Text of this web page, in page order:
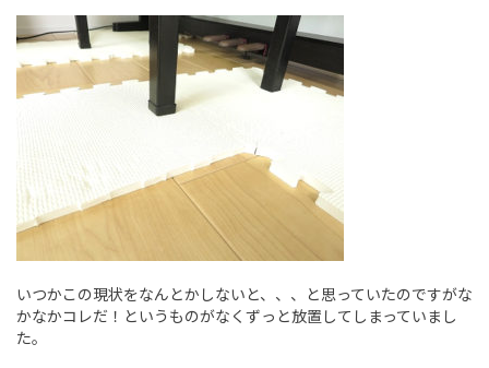
いつかこの現状をなんとかしないと、、、と思っていたのですがな
かなかコレだ！というものがなくずっと放置してしまっていまし
た。